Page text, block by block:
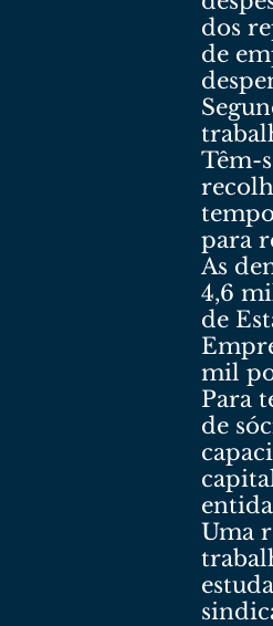
dos
de
Têm-
para
As
4,6
de
mil
Para
de
Uma